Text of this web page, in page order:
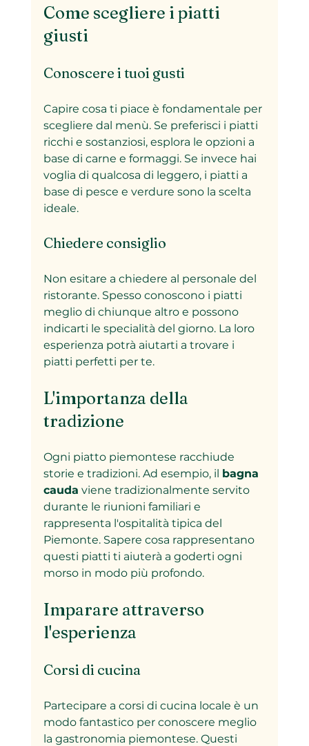
Come scegliere i piatti
giusti
Conoscere i tuoi gusti
Capire cosa ti piace è fondamentale per
scegliere dal menù. Se preferisci i piatti
ricchi e sostanziosi, esplora le opzioni a
base di carne e formaggi. Se invece hai
voglia di qualcosa di leggero, i piatti a
base di pesce e verdure sono la scelta
ideale.
Chiedere consiglio
Non esitare a chiedere al personale del
ristorante. Spesso conoscono i piatti
meglio di chiunque altro e possono
indicarti le specialità del giorno. La loro
esperienza potrà aiutarti a trovare i
piatti perfetti per te.
L'importanza della
tradizione
Ogni piatto piemontese racchiude
storie e tradizioni. Ad esempio, il bagna
cauda viene tradizionalmente servito
durante le riunioni familiari e
rappresenta l'ospitalità tipica del
Piemonte. Sapere cosa rappresentano
questi piatti ti aiuterà a goderti ogni
morso in modo più profondo.
Imparare attraverso
l'esperienza
Corsi di cucina
Partecipare a corsi di cucina locale è un
modo fantastico per conoscere meglio
la gastronomia piemontese. Questi